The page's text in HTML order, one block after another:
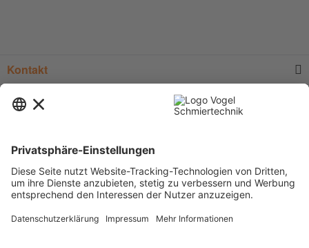
Kontakt
Service
Newsletter
nicht anders beschrieben.